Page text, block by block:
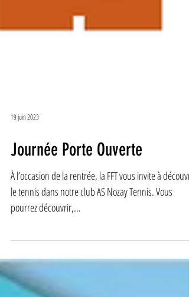
19 juin 2023
Journée Porte Ouverte
le tennis dans notre club AS Nozay Tennis. Vous
pourrez découvrir,...